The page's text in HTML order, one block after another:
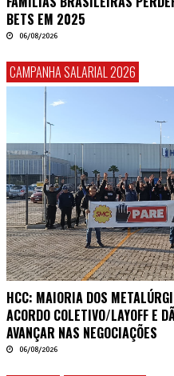
BETS EM 2025
06/08/2026
CAMPANHA SALARIAL 2026
HCC: MAIORIA DOS
ACORDO COLETIVO/LAYOFF E
AVANÇAR NAS NEGOCIAÇÕES
06/08/2026